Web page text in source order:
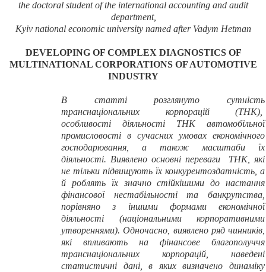
the doctoral student of the international accounting and audit
department,
Kyiv national economic university named after Vadym Hetman
DEVELOPING OF COMPLEX DIAGNOSTICS OF
MULTINATIONAL CORPORATIONS OF AUTOMOTIVE
INDUSTRY
В статті розглянуто сутність
транснаціональних корпорацій (ТНК),
особливості діяльності ТНК автомобільної
промисловості в сучасних умовах економічного
господарювання, а також масштаби їх
діяльності. Виявлено основні переваги ТНК, які
не тільки підвищують їх конкурентоздатність, а
й роблять їх значно стійкішими до настання
фінансової нестабільності та банкрутства,
порівняно з іншими формами економічної
діяльності (національними корпоративними
утвореннями). Одночасно, виявлено ряд чинників,
які впливають на фінансове благополуччя
транснаціональних корпорацій, наведені
статистичні дані, в яких визначено динаміку